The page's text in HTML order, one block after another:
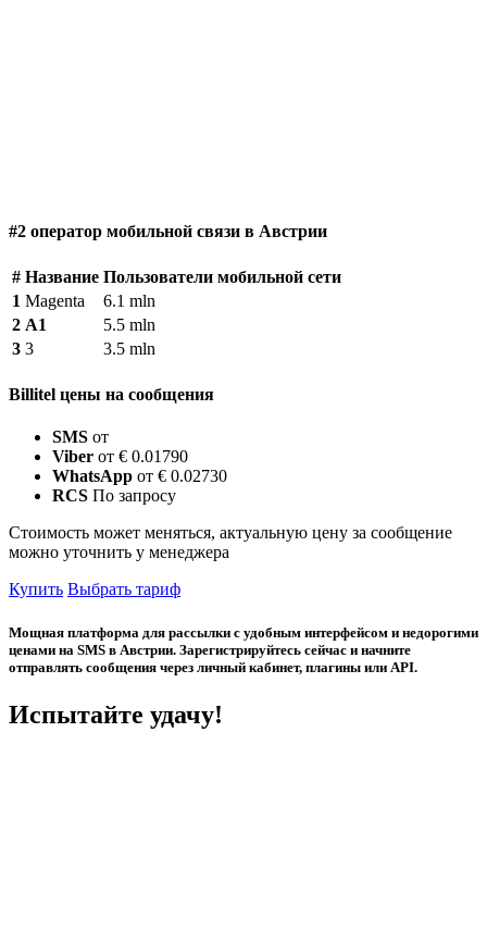
#2 оператор мобильной связи в Австрии
# Название Пользователи мобильной сети
1 Magenta
6.1 mln
2 A1
5.5 mln
3 3 3.5 mln
Billitel цены на сообщения
SMS от
Viber от € 0.01790
WhatsApp от € 0.02730
RCS По запросу
Стоимость может меняться, актуальную цену за сообщение
можно уточнить у менеджера
Купить Выбрать тариф
Мощная платформа для рассылки с удобным интерфейсом и недорогими
ценами на SMS в Австрии. Зарегистрируйтесь сейчас и начните
отправлять сообщения через личный кабинет, плагины или API.
Испытайте удачу!